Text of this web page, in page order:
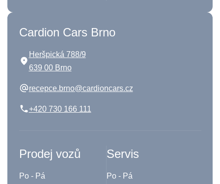
Cardion Cars Brno
Heršpická 788/9
639 00 Brno
recepce.brno@cardioncars.cz
+420 730 166 111
Prodej vozů
Po - Pá
Servis
Po - Pá